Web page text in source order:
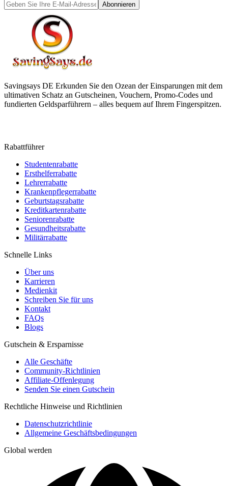
Abonnieren
Savingsays DE Erkunden Sie den Ozean der Einsparungen mit dem
ultimativen Schatz an Gutscheinen, Vouchern, Promo-Codes und
fundierten Geldsparführern – alles bequem auf Ihrem Fingerspitzen.
Rabattführer
Studentenrabatte
Ersthelferrabatte
Lehrerrabatte
Krankenpflegerrabatte
Geburtstagsrabatte
Kreditkartenrabatte
Seniorenrabatte
Gesundheitsrabatte
Militärrabatte
Schnelle Links
Über uns
Karrieren
Medienkit
Schreiben Sie für uns
Kontakt
FAQs
Blogs
Gutschein & Ersparnisse
Alle Geschäfte
Community-Richtlinien
Affiliate-Offenlegung
Senden Sie einen Gutschein
Rechtliche Hinweise und Richtlinien
Datenschutzrichtlinie
Allgemeine Geschäftsbedingungen
Global werden